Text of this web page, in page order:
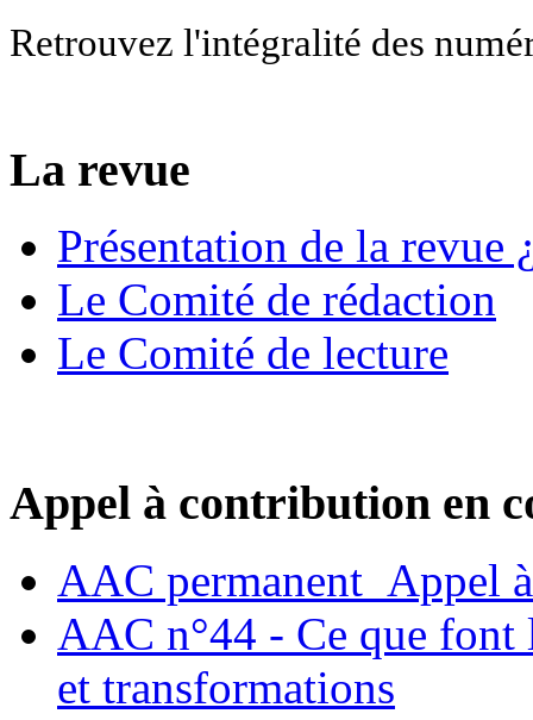
Retrouvez l'intégralité des
La revue
Présentation de la revue
Le Comité de rédaction
Le Comité de lecture
Appel à contribution en
AAC permanent_Appel
AAC n°44 - Ce que font
et transformations